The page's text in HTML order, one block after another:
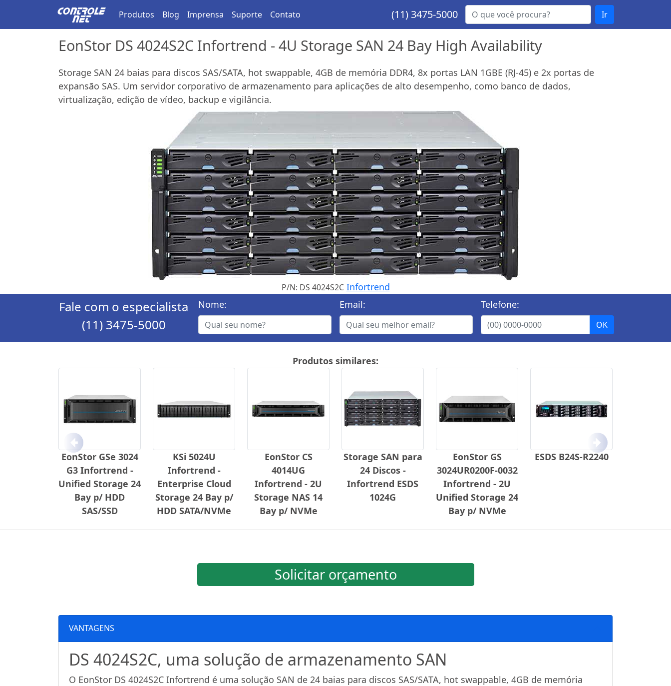
Produtos Blog Imprensa Suporte Contato (11) 3475-5000 Ir
EonStor DS 4024S2C Infortrend - 4U Storage SAN 24 Bay High Availability
Storage SAN 24 baias para discos SAS/SATA, hot swappable, 4GB de memória DDR4, 8x portas LAN 1GBE (RJ-45) e 2x portas de
expansão SAS. Um servidor corporativo de armazenamento para aplicações de alto desempenho, como banco de dados,
virtualização, edição de vídeo, backup e vigilância.
P/N: DS 4024S2C Infortrend
Fale com o especialista
(11) 3475-5000
Nome: Email: Telefone:
Produtos similares:
EonStor GSe 3024
G3 Infortrend -
Unified Storage 24
Bay p/ HDD
SAS/SSD
KSi 5024U
Infortrend -
Enterprise Cloud
Storage 24 Bay p/
HDD SATA/NVMe
EonStor CS
4014UG
Infortrend - 2U
Storage NAS 14
Bay p/ NVMe
Storage SAN para
24 Discos -
Infortrend ESDS
1024G
EonStor GS
3024UR0200F-0032
Infortrend - 2U
Unified Storage 24
Bay p/ NVMe
ESDS B24S-R2240
Anterior Próximo
Solicitar orçamento
VANTAGENS
DS 4024S2C, uma solução de armazenamento SAN
O EonStor DS 4024S2C Infortrend é uma solução SAN de 24 baias para discos SAS/SATA, hot swappable, 4GB de memória